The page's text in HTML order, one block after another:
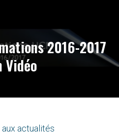
2016-2017
Vidéo
aux actualités